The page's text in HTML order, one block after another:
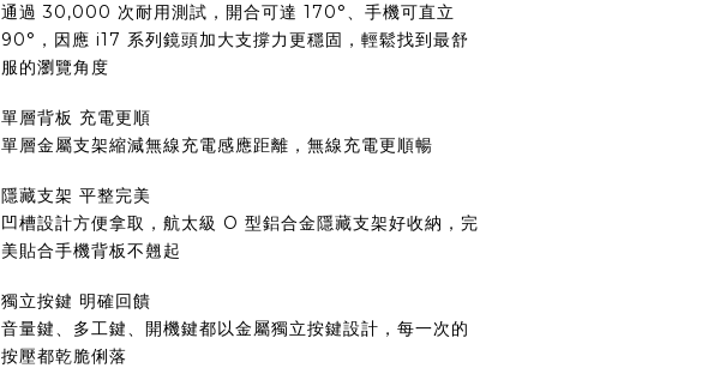
通過 30,000 次耐用測試，開合可達 170°、手機可直立
90°，因應 i17 系列鏡頭加大支撐力更穩固，輕鬆找到最舒
服的瀏覽角度
單層背板 充電更順
單層金屬支架縮減無線充電感應距離，無線充電更順暢
隱藏支架 平整完美
凹槽設計方便拿取，航太級 O 型鋁合金隱藏支架好收納，完
美貼合手機背板不翹起
獨立按鍵 明確回饋
音量鍵、多工鍵、開機鍵都以金屬獨立按鍵設計，每一次的
按壓都乾脆俐落